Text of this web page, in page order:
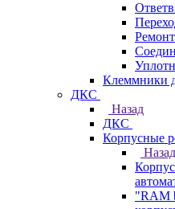
Клеммники
ДКС
Назад
ДКС
Корпусные
Назад
"RAM